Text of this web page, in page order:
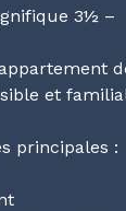
3½ –
et
principales :